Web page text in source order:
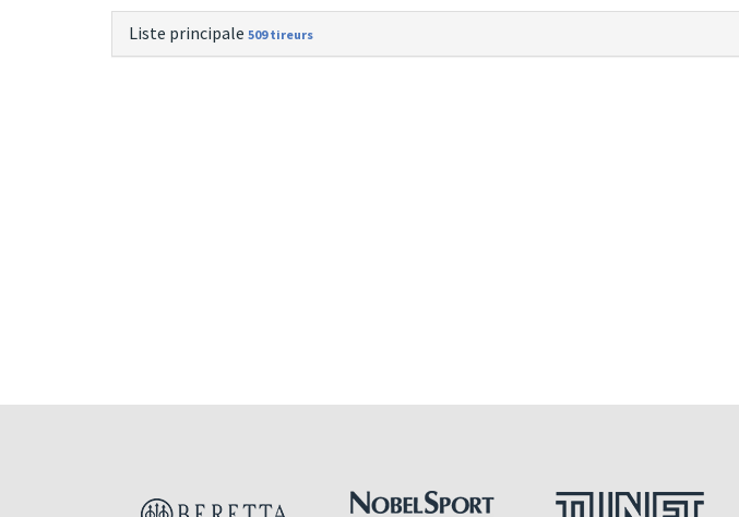
Liste principale 509 tireurs